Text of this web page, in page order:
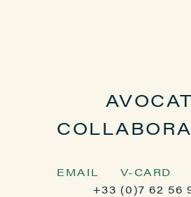
EMAIL V-CARD
+33 (0)7 62 56